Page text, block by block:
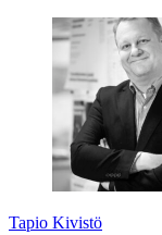
Tapio Kivistö